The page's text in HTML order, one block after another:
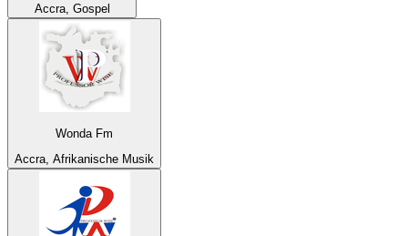
Accra, Gospel
Wonda Fm
Accra, Afrikanische Musik